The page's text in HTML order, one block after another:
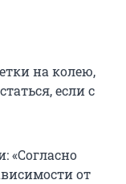
на колею,
если с
«Согласно
от